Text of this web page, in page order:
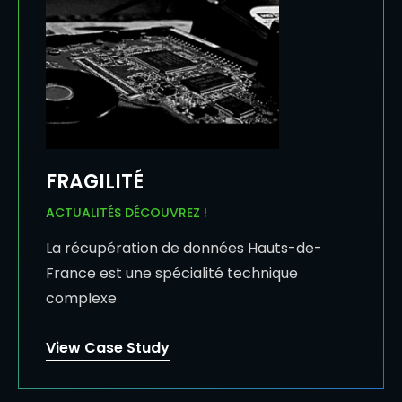
FRAGILITÉ
ACTUALITÉS DÉCOUVREZ !
La récupération de données Hauts-de-
France est une spécialité technique
complexe
View Case Study